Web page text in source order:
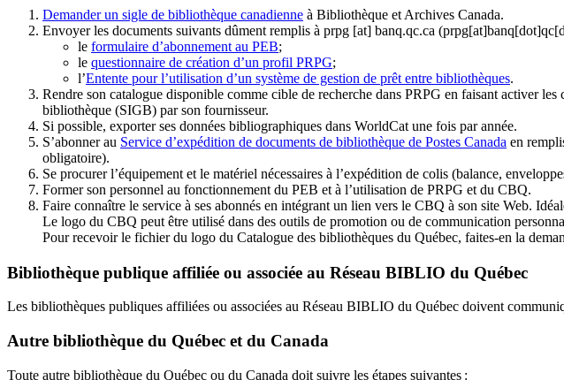
Demander un sigle de bibliothèque canadienne à Bibliothèque et Archives Canada.
Envoyer les documents suivants dûment remplis à prpg [at] banq.qc.ca
le formulaire d’abonnement au PEB;
le questionnaire de création d’un profil PRPG;
l’Entente pour l’utilisation d’un système de gestion de prêt entre bibliothèques.
Rendre son catalogue disponible comme cible de recherche dans PRPG en faisant activer
bibliothèque (SIGB) par son fournisseur.
Si possible, exporter ses données bibliographiques dans WorldCat une fois par année.
S’abonner au Service d’expédition de documents de bibliothèque de Postes Canada en
obligatoire).
Se procurer l’équipement et le matériel nécessaires à l’expédition de colis (balance,
Former son personnel au fonctionnement du PEB et à l’utilisation de PRPG et du CBQ.
Faire connaître le service à ses abonnés en intégrant un lien vers le CBQ à son site Web.
Le logo du CBQ peut être utilisé dans des outils de promotion ou de communication
Pour recevoir le fichier du logo du Catalogue des bibliothèques du Québec, faites-en la
Bibliothèque publique affiliée ou associée au Réseau BIBLIO du Québec
Les bibliothèques publiques affiliées ou associées au Réseau BIBLIO du Québec doivent
Autre bibliothèque du Québec et du Canada
Toute autre bibliothèque du Québec ou du Canada doit suivre les étapes suivantes :